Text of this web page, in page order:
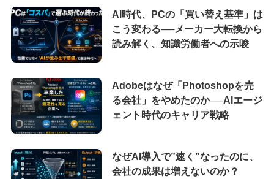
AI時代、PCの「買い替え基準」は
こう変わる──メーカー大転換から
読み解く、知識労働者への示唆
Adobeはなぜ「Photoshopを売
る会社」をやめたのか──AIエージ
ェント時代のキャリア戦略
なぜAI導入で”速く”なったのに、
会社の成果は増えないのか？